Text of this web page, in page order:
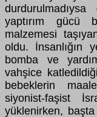
yaptırım gücü
malzemesi
oldu. İnsanlığın
bomba ve
vahşice
bebeklerin
siyonist-faşist
yüklenirken,